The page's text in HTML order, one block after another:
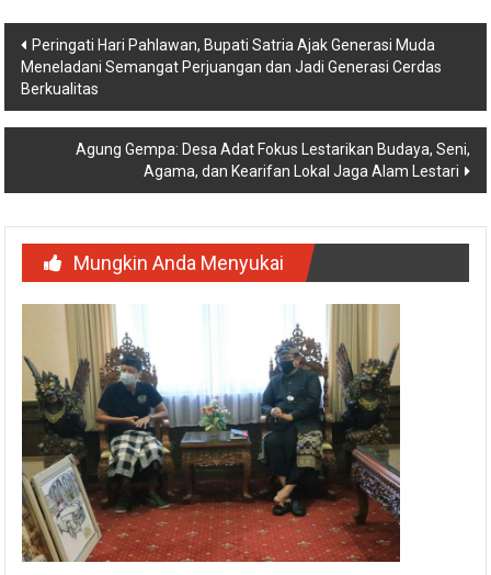
Navigasi
pos
Peringati Hari Pahlawan, Bupati Satria Ajak Generasi Muda
Meneladani Semangat Perjuangan dan Jadi Generasi Cerdas
Berkualitas
Agung Gempa: Desa Adat Fokus Lestarikan Budaya, Seni,
Agama, dan Kearifan Lokal Jaga Alam Lestari
Mungkin Anda Menyukai